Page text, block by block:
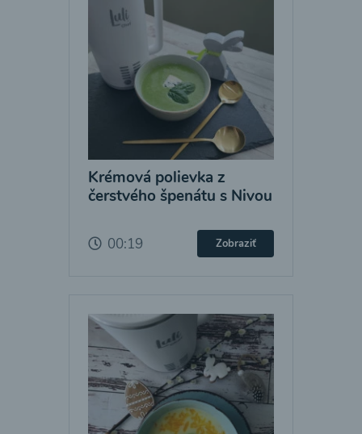
Krémová polievka z
čerstvého špenátu s Nivou
00:19 Zobraziť